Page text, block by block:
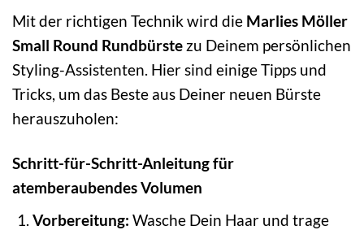
Mit der richtigen Technik wird die Marlies Möller
Small Round Rundbürste zu Deinem persönlichen
Styling-Assistenten. Hier sind einige Tipps und
Tricks, um das Beste aus Deiner neuen Bürste
herauszuholen:
Schritt-für-Schritt-Anleitung für
atemberaubendes Volumen
Vorbereitung: Wasche Dein Haar und trage